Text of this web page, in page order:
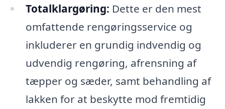
Totalklargøring: Dette er den mest
omfattende rengøringsservice og
inkluderer en grundig indvendig og
udvendig rengøring, afrensning af
tæpper og sæder, samt behandling af
lakken for at beskytte mod fremtidig